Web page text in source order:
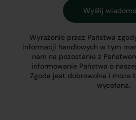
Wyrażenie przez Państwa
informacji handlowych w tym
nam na pozostanie z
informowanie Państwa o
Zgoda jest dobrowolna i może
wycofana.